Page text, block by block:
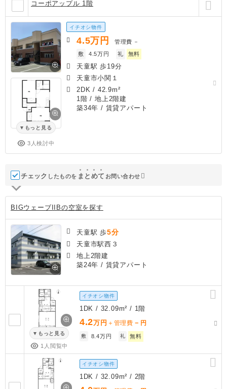
コーポアップル 1階
もっと見る
3人検討中
イチオシ物件
4.5万円 管理費 －
敷
4.5万円 礼 無料
天童駅 歩19分
天童市小関１
2DK / 42.9m²
1階 / 地上2階建
築34年 / 賃貸アパート
チェック したものを ま と めて お問い合わせ
BIGウェーブIIBの空室を探す
天童駅 歩5分
天童市駅西３
地上2階建
築24年 / 賃貸アパート
もっと見る
1人閲覧中
イチオシ物件
1DK / 32.09m² / 1階
4.2万円 ＋管理費 － 円
敷 8.4万円 礼 無料
イチオシ物件
1DK / 32.09m² / 2階